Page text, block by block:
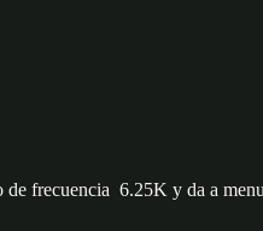
frecuencia 6.25K y da a